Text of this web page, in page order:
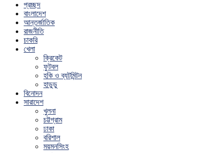
প্রচ্ছদ
বাংলাদেশ
আন্তর্জাতিক
রাজনীতি
চাকরি
খেলা
ক্রিকেট
ফুটবল
হকি ও ব্যটমিন্টন
হাডুডু
বিনোদন
সারাদেশ
খুলনা
চট্টগ্রাম
ঢাকা
বরিশাল
ময়মনসিংহ